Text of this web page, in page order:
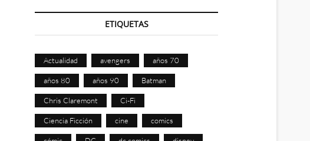
ETIQUETAS
Actualidad avengers años 70
años 80 años 90 Batman
Chris Claremont Ci-Fi
Ciencia Ficción cine comics